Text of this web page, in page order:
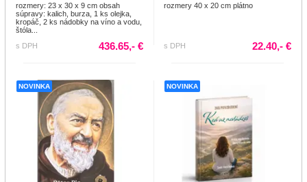
rozmery: 23 x 30 x 9 cm obsah
súpravy: kalich, burza, 1 ks olejka,
kropáč, 2 ks nádobky na víno a vodu,
štóla...
s DPH
436.65,- €
rozmery 40 x 20 cm plátno
s DPH 22.40,- €
NOVINKA NOVINKA